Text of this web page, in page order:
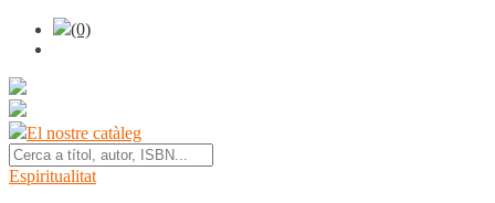
(0)
El nostre catàleg
Espiritualitat